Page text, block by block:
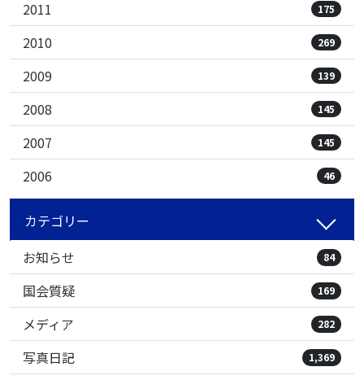
2011 175
2010 269
2009 139
2008 145
2007 145
2006 46
カテゴリー
お知らせ
84
国会質疑 169
メディア 282
写真日記 1,369